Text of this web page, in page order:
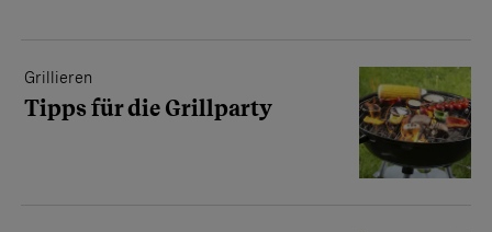
Grillieren
Tipps für die Grillparty